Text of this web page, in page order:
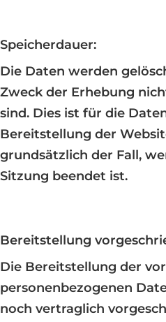
Speicherdauer:
Die Daten werden
Zweck der Erhebung
sind. Dies ist für die
Bereitstellung der
grundsätzlich der Fall,
Sitzung beendet ist.
Bereitstellung
Die Bereitstellung der
personenbezogenen
noch vertraglich